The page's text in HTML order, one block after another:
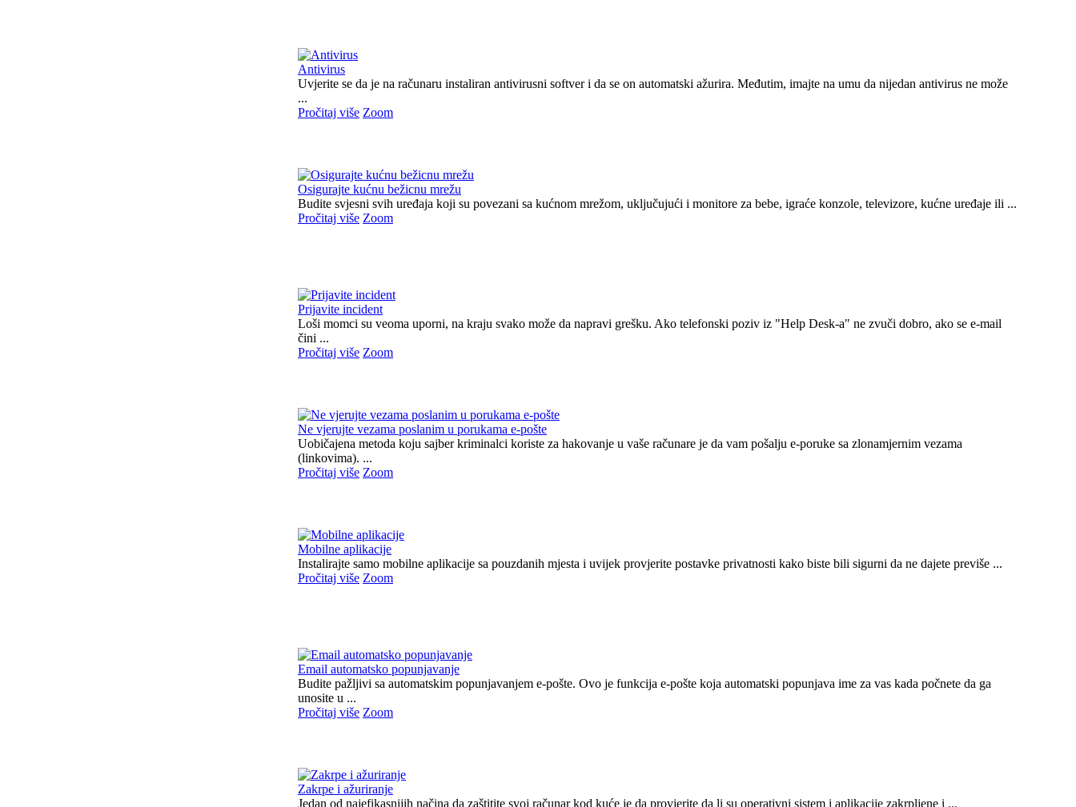
Antivirus
Uvjerite se da je na računaru instaliran antivirusni softver i da se on automatski ažurira. Međutim, imajte na umu da nijedan antivirus ne može
...
Pročitaj više Zoom
Osigurajte kućnu bežicnu mrežu
Budite svjesni svih uređaja koji su povezani sa kućnom mrežom, uključujući i monitore za bebe, igraće konzole, televizore, kućne uređaje ili ...
Pročitaj više Zoom
Prijavite incident
Loši momci su veoma uporni, na kraju svako može da napravi grešku. Ako telefonski poziv iz "Help Desk-a" ne zvuči dobro, ako se e-mail
čini ...
Pročitaj više Zoom
Ne vjerujte vezama poslanim u porukama e-pošte
Uobičajena metoda koju sajber kriminalci koriste za hakovanje u vaše računare je da vam pošalju e-poruke sa zlonamjernim vezama
(linkovima). ...
Pročitaj više Zoom
Mobilne aplikacije
Instalirajte samo mobilne aplikacije sa pouzdanih mjesta i uvijek provjerite postavke privatnosti kako biste bili sigurni da ne dajete previše ...
Pročitaj više Zoom
Email automatsko popunjavanje
Budite pažljivi sa automatskim popunjavanjem e-pošte. Ovo je funkcija e-pošte koja automatski popunjava ime za vas kada počnete da ga
unosite u ...
Pročitaj više Zoom
Zakrpe i ažuriranje
Jedan od najefikasnijih načina da zaštitite svoj računar kod kuće je da provjerite da li su operativni sistem i aplikacije zakrpljene i ...